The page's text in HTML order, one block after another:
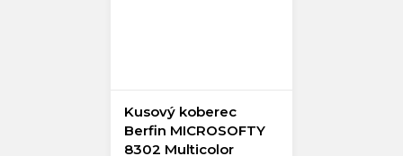
Kusový koberec
Berfin MICROSOFTY
8302 Multicolor